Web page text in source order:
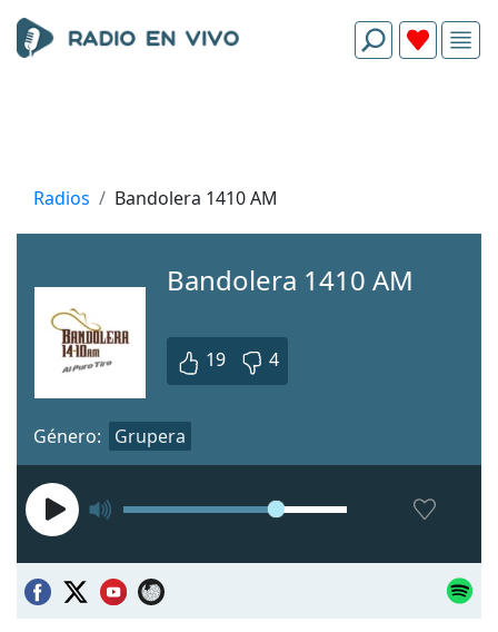
Radios Bandolera 1410 AM
Bandolera 1410 AM
19 4
Género: Grupera